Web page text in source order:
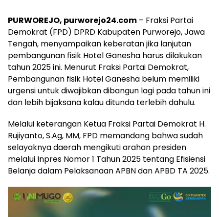
PURWOREJO, purworejo24.com – Fraksi Partai
Demokrat (FPD) DPRD Kabupaten Purworejo, Jawa
Tengah, menyampaikan keberatan jika lanjutan
pembangunan fisik Hotel Ganesha harus dilakukan
tahun 2025 ini. Menurut Fraksi Partai Demokrat,
Pembangunan fisik Hotel Ganesha belum memiliki
urgensi untuk diwajibkan dibangun lagi pada tahun ini
dan lebih bijaksana kalau ditunda terlebih dahulu.
Melalui keterangan Ketua Fraksi Partai Demokrat H.
Rujiyanto, S.Ag, MM, FPD memandang bahwa sudah
selayaknya daerah mengikuti arahan presiden
melalui Inpres Nomor 1 Tahun 2025 tentang Efisiensi
Belanja dalam Pelaksanaan APBN dan APBD TA 2025.